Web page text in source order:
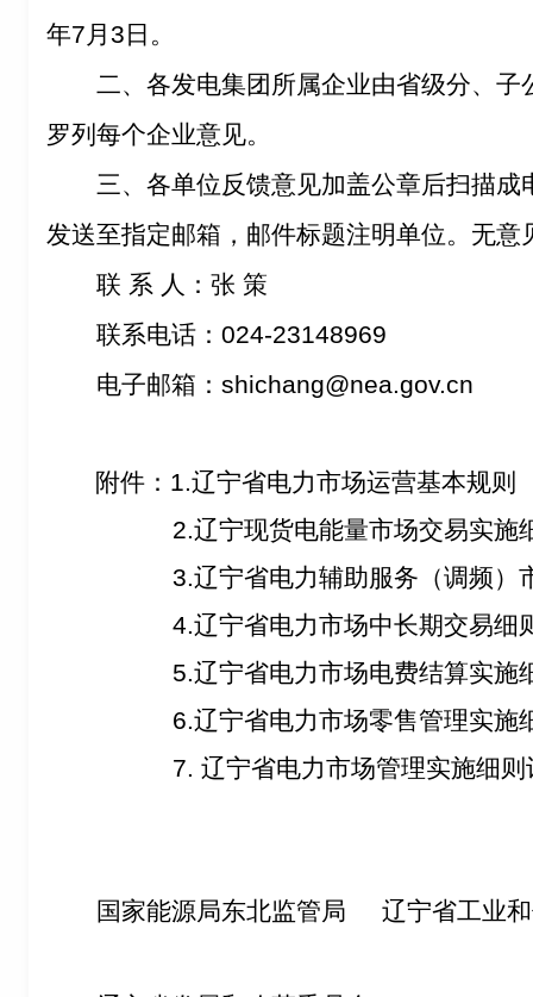
年7月 3 日。
二、各发电集团所属企业由省级分、
罗列每个企业意见。
三、各单位反馈意见加盖公章后扫描成
发送至指定邮箱，邮件标题注明单位。无意
联 系 人：张 策
联系电话：024-23148969
电子邮箱：shichang@nea.gov.cn
附件： 1.辽宁省电力市场运营基本规则
2.辽宁现货电能量市场交易实施
3.辽宁省电力辅助服务（调频）
4.辽宁省电力市场中长期交易细
5.辽宁省电力市场电费结算实施
6.辽宁省电力市场零售管理实施
7.辽宁省电力市场管理实施细
国家能源局东北监管局 辽宁省工业